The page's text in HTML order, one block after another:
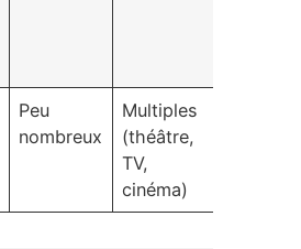
Peu
nombreux
Multiples
(théâtre,
TV,
cinéma)